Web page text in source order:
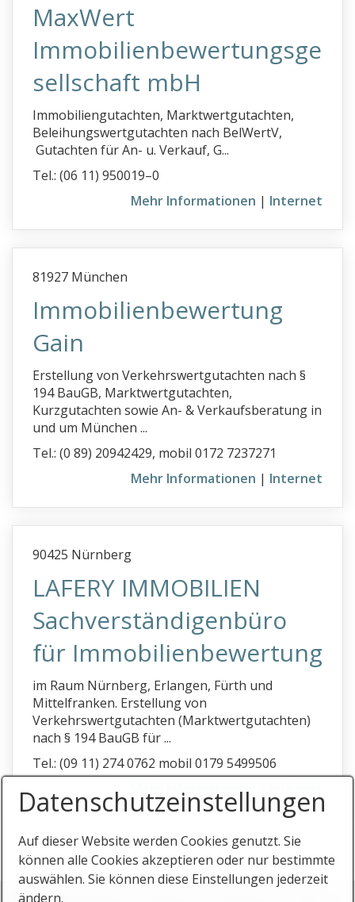
MaxWert
Immobilienbewertungsge
sellschaft mbH
Immobiliengutachten, Marktwertgutachten,
Beleihungswertgutachten nach BelWertV,
Gutachten für An- u. Verkauf, G...
Tel.: (06 11) 950019–0
Mehr Informationen | Internet
81927 München
Immobilienbewertung
Gain
Erstellung von Verkehrswertgutachten nach §
194 BauGB, Marktwertgutachten,
Kurzgutachten sowie An- & Verkaufsberatung in
und um München ...
Tel.: (0 89) 20942429, mobil 0172 7237271
Mehr Informationen | Internet
90425 Nürnberg
LAFERY IMMOBILIEN
Sachverständigenbüro
für Immobilienbewertung
im Raum Nürnberg, Erlangen, Fürth und
Mittelfranken. Erstellung von
Verkehrswertgutachten (Marktwertgutachten)
nach § 194 BauGB für ...
Tel.: (09 11) 274 0762 mobil 0179 5499506
Mehr Informationen
Startseite
Datenschutz­einstellungen
Auf dieser Website werden Cookies genutzt. Sie
können alle Cookies akzeptieren oder nur bestimmte
auswählen. Sie können diese Einstellungen jederzeit
ändern.